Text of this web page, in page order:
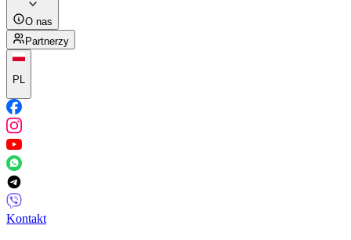
O nas
Partnerzy
PL
Kontakt